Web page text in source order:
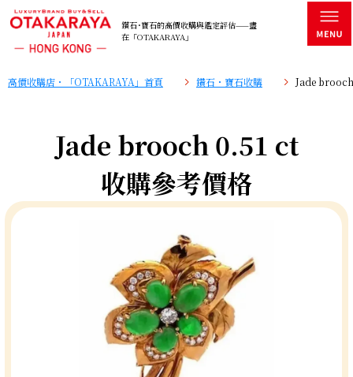
鑽石･寶石的高價收購與鑑定評估——盡
在「OTAKARAYA」
高價收購店・「OTAKARAYA」首頁 鑽石・寶石收購 Jade
Jade brooch 0.51 ct
收購參考價格